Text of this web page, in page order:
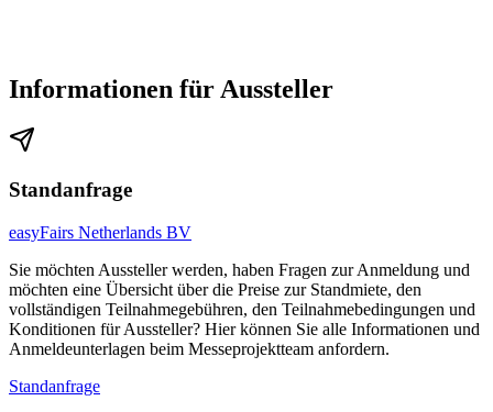
Informationen für Aussteller
Standanfrage
easyFairs Netherlands BV
Sie möchten Aussteller werden, haben Fragen zur Anmeldung und
möchten eine Übersicht über die Preise zur Standmiete, den
vollständigen Teilnahmegebühren, den Teilnahmebedingungen und
Konditionen für Aussteller? Hier können Sie alle Informationen und
Anmeldeunterlagen beim Messeprojektteam anfordern.
Standanfrage